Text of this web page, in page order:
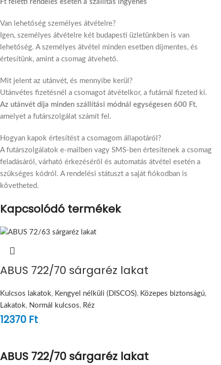
Ft feletti rendelés esetén a szállítás ingyenes
Van lehetőség személyes átvételre?
Igen, személyes átvételre két budapesti üzletünkben is van
lehetőség. A személyes átvétel minden esetben díjmentes, és
értesítünk, amint a csomag átvehető.
Mit jelent az utánvét, és mennyibe kerül?
Utánvétes fizetésnél a csomagot átvételkor, a futárnál fizeted ki.
Az utánvét díja minden szállítási módnál egységesen 600 Ft,
amelyet a futárszolgálat számít fel.
Hogyan kapok értesítést a csomagom állapotáról?
A futárszolgálatok e-mailben vagy SMS-ben értesítenek a csomag
feladásáról, várható érkezéséről és automatás átvétel esetén a
szükséges kódról. A rendelési státuszt a saját fiókodban is
követheted.
Kapcsolódó termékek
ABUS 722/70 sárgaréz lakat
Kulcsos lakatok, Kengyel nélküli (DISCOS), Közepes biztonságú,
Lakatok, Normál kulcsos, Réz
12370 Ft
ABUS 722/70 sárgaréz lakat